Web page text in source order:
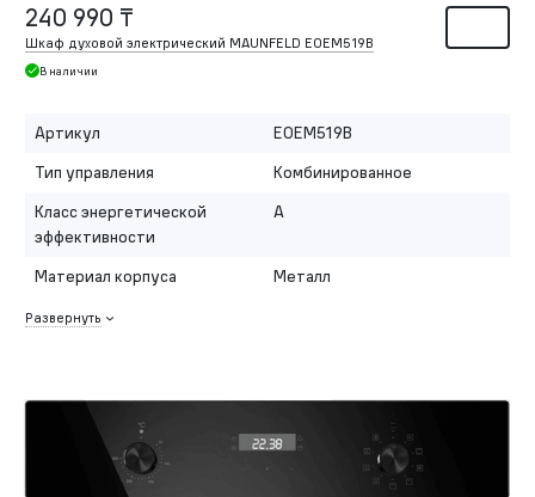
240 990 ₸
Шкаф духовой электрический MAUNFELD EOEM519B
В наличии
Артикул
EOEM519B
Тип управления
Комбинированное
Класс энергетической
эффективности
A
Материал корпуса Металл
Развернуть